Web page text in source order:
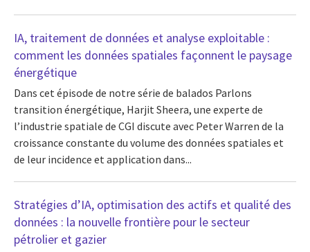
IA, traitement de données et analyse exploitable :
comment les données spatiales façonnent le paysage
énergétique
Dans cet épisode de notre série de balados Parlons
transition énergétique, Harjit Sheera, une experte de
l’industrie spatiale de CGI discute avec Peter Warren de la
croissance constante du volume des données spatiales et
de leur incidence et application dans...
Stratégies d’IA, optimisation des actifs et qualité des
données : la nouvelle frontière pour le secteur
pétrolier et gazier